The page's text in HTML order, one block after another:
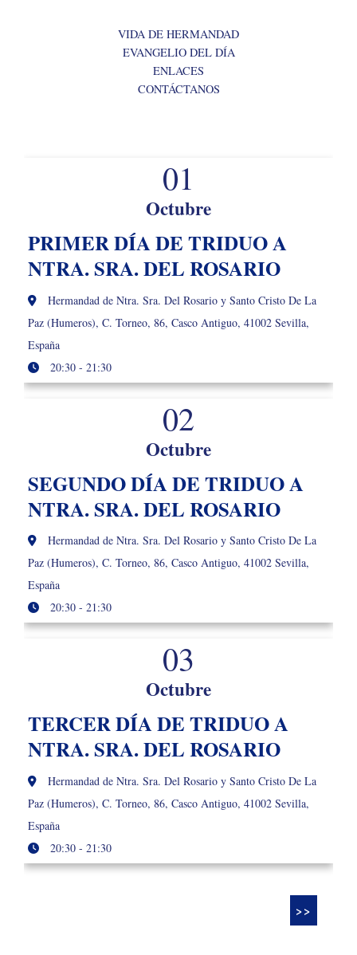
VIDA DE HERMANDAD
EVANGELIO DEL DÍA
ENLACES
CONTÁCTANOS
01
Octubre
PRIMER DÍA DE TRIDUO A
NTRA. SRA. DEL ROSARIO
Hermandad de Ntra. Sra. Del Rosario y Santo Cristo De La
Paz (Humeros), C. Torneo, 86, Casco Antiguo, 41002 Sevilla,
España
20:30 - 21:30
02
Octubre
SEGUNDO DÍA DE TRIDUO A
NTRA. SRA. DEL ROSARIO
Hermandad de Ntra. Sra. Del Rosario y Santo Cristo De La
Paz (Humeros), C. Torneo, 86, Casco Antiguo, 41002 Sevilla,
España
20:30 - 21:30
03
Octubre
TERCER DÍA DE TRIDUO A
NTRA. SRA. DEL ROSARIO
Hermandad de Ntra. Sra. Del Rosario y Santo Cristo De La
Paz (Humeros), C. Torneo, 86, Casco Antiguo, 41002 Sevilla,
España
20:30 - 21:30
>>